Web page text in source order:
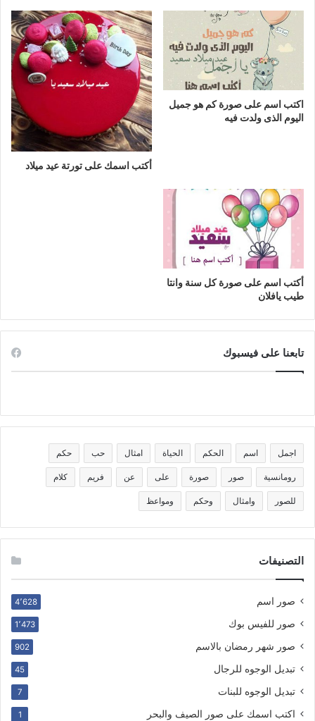
اكتب اسم على صورة كم هو جميل
اليوم الذى ولدت فيه
أكتب اسمك على تورتة عيد ميلاد
أكتب اسم على صورة كل سنة وانتا
طيب يافلان
تابعنا على فيسبوك
اجمل اسم الحكم الحياة امثال حب حكم
رومانسية صور صورة على عن فريم كلام
للصور وامثال وحكم ومواعظ
التصنيفات
صور اسم 4٬628
صور للفيس بوك 1٬473
صور شهر رمضان بالاسم 902
تبديل الوجوه للرجال 45
تبديل الوجوه للبنات 7
اكتب اسمك على صور الصيف والبحر 1